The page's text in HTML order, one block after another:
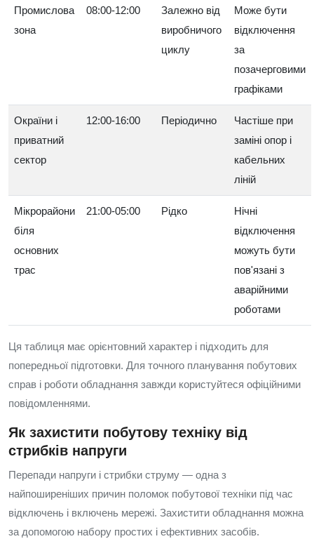
Промислова
зона
08:00-12:00
Залежно від
виробничого
циклу
Може бути
відключення
за
позачерговими
графіками
Окраїни і
приватний
сектор
12:00-16:00 Періодично
Частіше при
заміні опор і
кабельних
ліній
Мікрорайони
біля
основних
трас
21:00-05:00 Рідко
Нічні
відключення
можуть бути
пов'язані з
аварійними
роботами
Ця таблиця має орієнтовний характер і підходить для
попередньої підготовки. Для точного планування побутових
справ і роботи обладнання завжди користуйтеся офіційними
повідомленнями.
Як захистити побутову техніку від
стрибків напруги
Перепади напруги і стрибки струму — одна з
найпоширеніших причин поломок побутової техніки під час
відключень і включень мережі. Захистити обладнання можна
за допомогою набору простих і ефективних засобів.